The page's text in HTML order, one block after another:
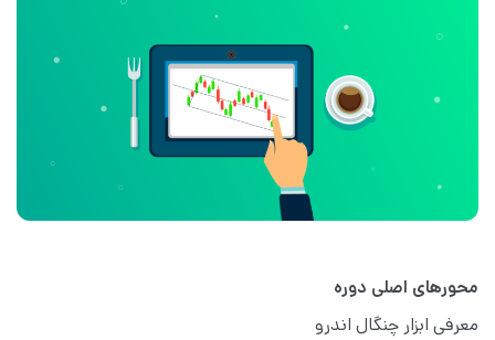
محورهای اصلی دوره
معرفی ابزار چنگال اندرو